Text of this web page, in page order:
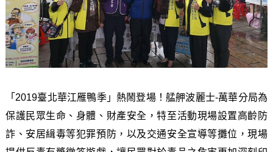
「2019臺北華江雁鴨季」熱鬧登場！艋舺波麗士-萬華分局為
保護民眾生命、身體、財產安全，特至活動現場設置高齡防
詐、安居緝毒等犯罪預防，以及交通安全宣導等攤位，現場